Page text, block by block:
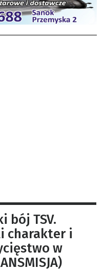
bój TSV.
charakter i
w